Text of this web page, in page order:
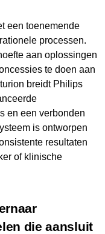
een toenemende
processen.
aan oplossingen
te doen aan
breidt Philips
en een verbonden
is ontworpen
resultaten
of klinische
die aansluit